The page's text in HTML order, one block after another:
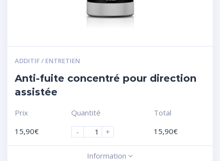
ADDITIF / ENTRETIEN
Anti-fuite concentré pour direction
assistée
Prix
15,90€
Quantité
-
+
Total
15,90€
Information